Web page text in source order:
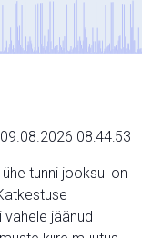
08:44:53
tunni jooksul on
jäänud